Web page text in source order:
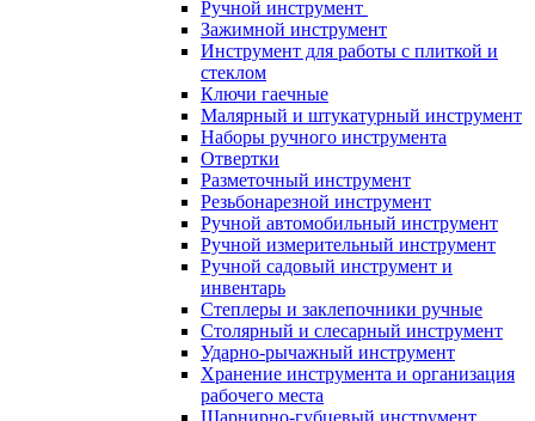
Ручной инструмент
Зажимной инструмент
Инструмент для работы с плиткой и
стеклом
Ключи гаечные
Малярный и штукатурный инструмент
Наборы ручного инструмента
Отвертки
Разметочный инструмент
Резьбонарезной инструмент
Ручной автомобильный инструмент
Ручной измерительный инструмент
Ручной садовый инструмент и
инвентарь
Степлеры и заклепочники ручные
Столярный и слесарный инструмент
Ударно-рычажный инструмент
Хранение инструмента и организация
рабочего места
Шарнирно-губцевый инструмент